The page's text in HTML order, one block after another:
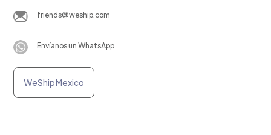
friends@weship.com
Envíanos un WhatsApp
WeShip Mexico